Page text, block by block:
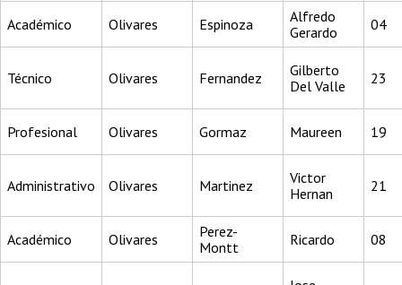
Académico Olivares Espinoza
Alfredo
Gerardo
04
Técnico Olivares Fernandez
Gilberto
Del Valle
23
Profesional Olivares Gormaz Maureen 19
Administrativo Olivares Martinez
Victor
Hernan
21
Académico Olivares
Perez-
Montt
Ricardo 08